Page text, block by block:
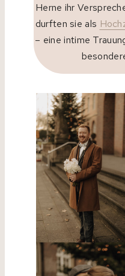
Herne ihr
durften sie als
– eine intime